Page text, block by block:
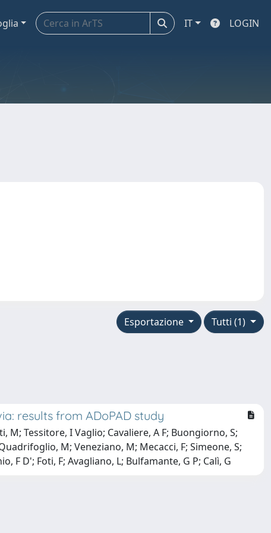
IT LOGIN
Tutti (1)
Esportazione
results from ADoPAD study
M; Tessitore, I Vaglio; Cavaliere, A F; Buongiorno, S;
M; Veneziano, M; Mecacci, F; Simeone, S;
F D'; Foti, F; Avagliano, L; Bulfamante, G P; Calì, G